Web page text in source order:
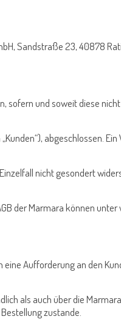
Sandstraße 23, 40878
sofern und soweit diese
abgeschlossen.
nicht gesondert
der Marmara können
Aufforderung an den
als auch über die
zustande.